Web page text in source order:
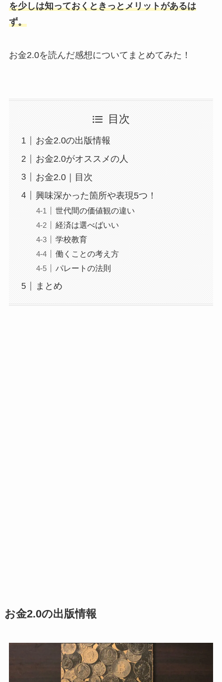
を少しは知っておくときっとメリットがあるは
ず。
お金2.0を読んだ感想についてまとめてみた！
目次
お金2.0の出版情報
お金2.0がオススメの人
お金2.0｜目次
興味深かった箇所や表現5つ！
世代間の価値観の違い
経済は選べばいい
学校教育
働くことの考え方
パレートの法則
まとめ
お金2.0の出版情報